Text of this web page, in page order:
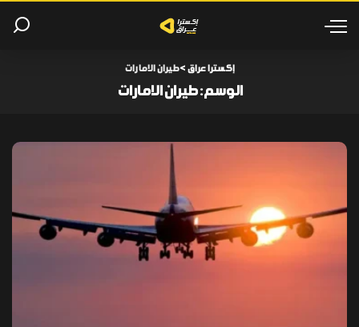
إكسترا عراق >طيران الامارات
الوسم:طيران الامارات